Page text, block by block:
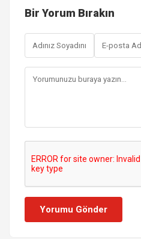
Bir Yorum Bırakın
Yorumu Gönder